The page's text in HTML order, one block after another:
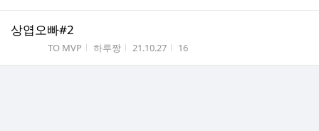
상엽오빠#2
TO MVP 작성자
하루짱 작성시간
21.10.27 조회수
16